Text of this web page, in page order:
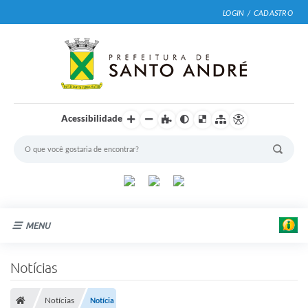
LOGIN / CADASTRO
Acessibilidade
MENU
Notícias
Notícias Notícia